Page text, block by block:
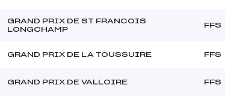
GRAND PRIX DE ST FRANCOIS
LONGCHAMP
FFS
GRAND PRIX DE LA TOUSSUIRE FFS
GRAND PRIX DE VALLOIRE FFS